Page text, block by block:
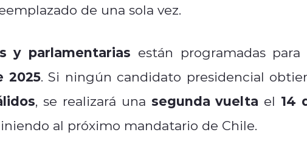
de una sola vez.
y parlamentarias están programadas para
2025. Si ningún candidato presidencial
, se realizará una segunda vuelta el 14
al próximo mandatario de Chile.